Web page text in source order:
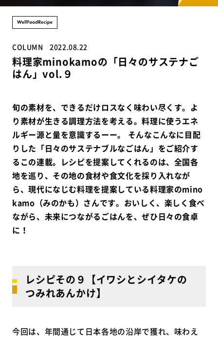
COLUMN 2022.08.22
料理家minokamoの「日々のサステナご
はん」vol.９
旬の素材を、できるだけロスなく味わい尽くす。よ
り素材が生きる調理方法を考える。料理に使うエネ
ルギー源と量を意識するーー。 そんなこんなに目配
りした「日々のサステナブルなごはん」をご紹介す
るこの連載。レシピを提案してくれるのは、全国各
地を巡り、その地の食材や食文化を採り入れなが
ら、現代になじむ料理を提案している料理家のmino
kamo（みのかも）さんです。おいしく、楽しく食べ
ながら、未来につながるごはんを、ぜひ日々の食卓
に！
レシピその９【イワシとシイタケの
つみれあんかけ】
今回は、年間通じて日本各地の沿岸で獲れ、味わえ